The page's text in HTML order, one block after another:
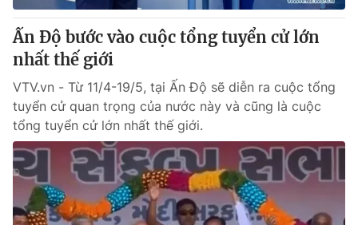
Ấn Độ bước vào cuộc tổng tuyển cử lớn
nhất thế giới
VTV.vn - Từ 11/4-19/5, tại Ấn Độ sẽ diễn ra cuộc tổng
tuyển cử quan trọng của nước này và cũng là cuộc
tổng tuyển cử lớn nhất thế giới.